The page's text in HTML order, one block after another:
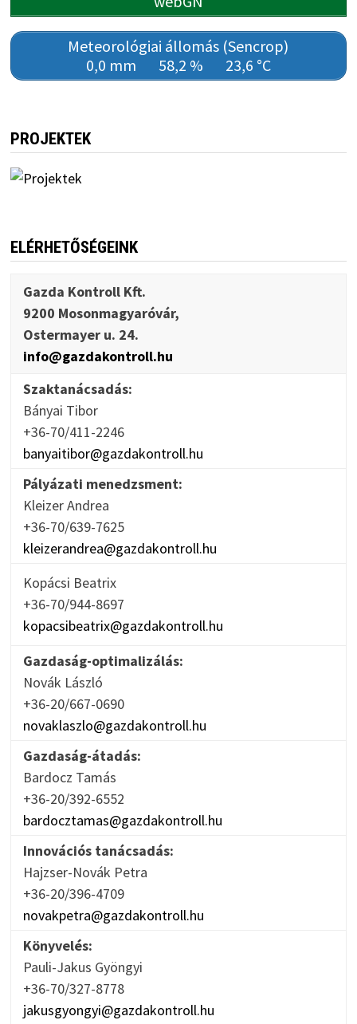
Meteorológiai állomás (Sencrop)
0,0 mm
58,2 % 23,6 °C
PROJEKTEK
ELÉRHETŐSÉGEINK
Gazda Kontroll Kft.
9200 Mosonmagyaróvár,
Ostermayer u. 24.
info@gazdakontroll.hu
Szaktanácsadás:
Bányai Tibor
+36-70/411-2246
banyaitibor@gazdakontroll.hu
Pályázati menedzsment:
Kleizer Andrea
+36-70/639-7625
kleizerandrea@gazdakontroll.hu
Kopácsi Beatrix
+36-70/944-8697
kopacsibeatrix@gazdakontroll.hu
Gazdaság-optimalizálás:
Novák László
+36-20/667-0690
novaklaszlo@gazdakontroll.hu
Gazdaság-átadás:
Bardocz Tamás
+36-20/392-6552
bardocztamas@gazdakontroll.hu
Innovációs tanácsadás:
Hajzser-Novák Petra
+36-20/396-4709
novakpetra@gazdakontroll.hu
Könyvelés:
Pauli-Jakus Gyöngyi
+36-70/327-8778
jakusgyongyi@gazdakontroll.hu